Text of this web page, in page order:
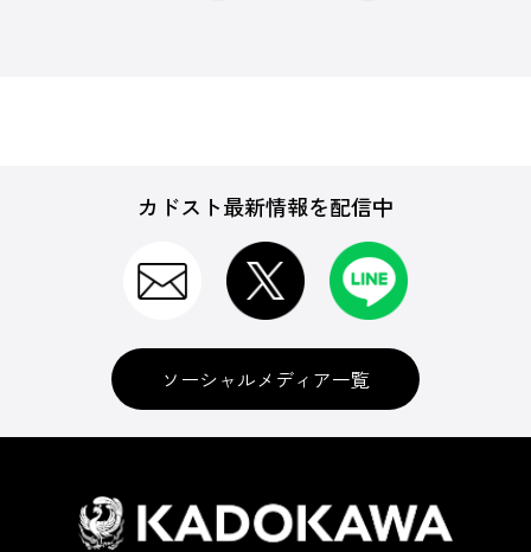
カドスト最新情報を配信中
ソーシャルメディア一覧